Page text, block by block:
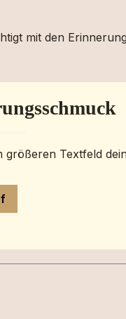
mit den
Textfeld